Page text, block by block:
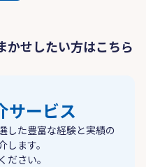
かせしたい方はこちら
サービス
した豊富な経験と実績の
ます。
さい。